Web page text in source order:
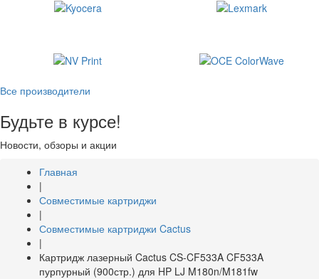
Все производители
Будьте в курсе!
Новости, обзоры и акции
Главная
|
Совместимые картриджи
|
Совместимые картриджи Cactus
|
Картридж лазерный Cactus CS-CF533A CF533A
пурпурный (900стр.) для HP LJ M180n/M181fw